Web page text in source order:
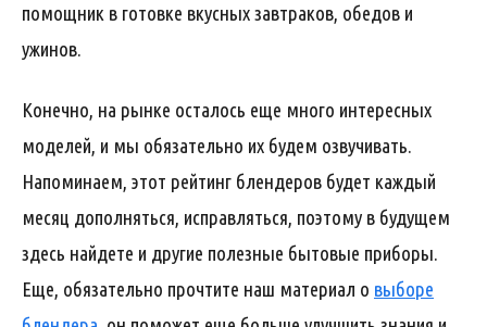
помощник в готовке вкусных завтраков, обедов и
ужинов.
Конечно, на рынке осталось еще много интересных
моделей, и мы обязательно их будем озвучивать.
Напоминаем, этот рейтинг блендеров будет каждый
месяц дополняться, исправляться, поэтому в будущем
здесь найдете и другие полезные бытовые приборы.
Еще, обязательно прочтите наш материал о выборе